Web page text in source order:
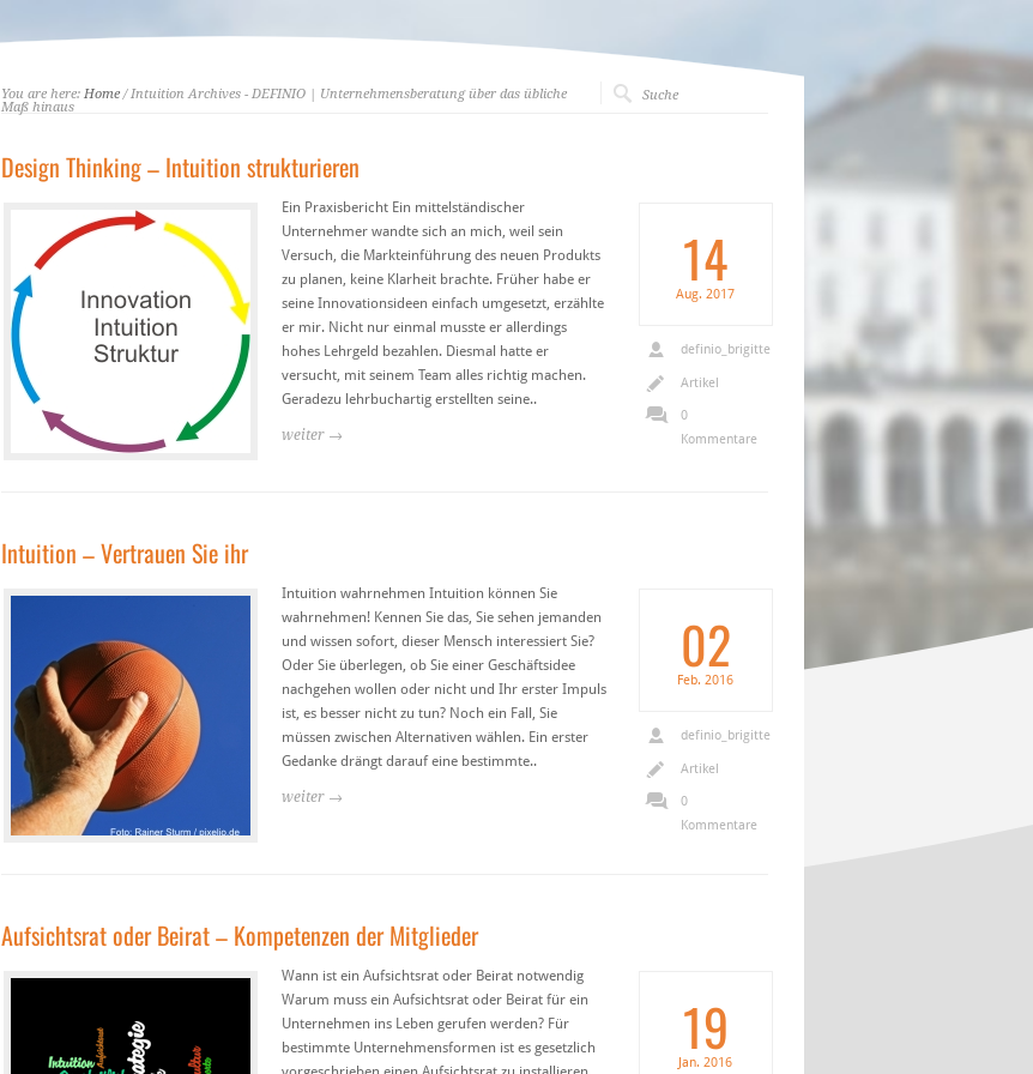
You are here: Home/ Intuition Archives - DEFINIO | Unternehmensberatung über das übliche
Maß hinaus
Design Thinking – Intuition strukturieren
Ein Praxisbericht Ein mittelständischer
Unternehmer wandte sich an mich, weil sein
Versuch, die Markteinführung des neuen Produkts
zu planen, keine Klarheit brachte. Früher habe er
seine Innovationsideen einfach umgesetzt, erzählte
er mir. Nicht nur einmal musste er allerdings
hohes Lehrgeld bezahlen. Diesmal hatte er
versucht, mit seinem Team alles richtig machen.
Geradezu lehrbuchartig erstellten seine..
weiter →
14
Aug. 2017
definio_brigitte
Artikel
0
Kommentare
Intuition – Vertrauen Sie ihr
Intuition wahrnehmen Intuition können Sie
wahrnehmen! Kennen Sie das, Sie sehen jemanden
und wissen sofort, dieser Mensch interessiert Sie?
Oder Sie überlegen, ob Sie einer Geschäftsidee
nachgehen wollen oder nicht und Ihr erster Impuls
ist, es besser nicht zu tun? Noch ein Fall, Sie
müssen zwischen Alternativen wählen. Ein erster
Gedanke drängt darauf eine bestimmte..
weiter →
02
Feb. 2016
definio_brigitte
Artikel
0
Kommentare
Aufsichtsrat oder Beirat – Kompetenzen der Mitglieder
Wann ist ein Aufsichtsrat oder Beirat notwendig
Warum muss ein Aufsichtsrat oder Beirat für ein
Unternehmen ins Leben gerufen werden? Für
bestimmte Unternehmensformen ist es gesetzlich
19
Jan. 2016